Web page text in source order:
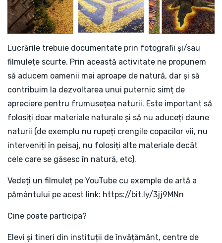
Lucrările trebuie documentate prin fotografii și/sau
filmulețe scurte. Prin această activitate ne propunem
să aducem oamenii mai aproape de natură, dar și să
contribuim la dezvoltarea unui puternic simț de
apreciere pentru frumusețea naturii. Este important să
folosiți doar materiale naturale și să nu aduceți daune
naturii (de exemplu nu rupeți crengile copacilor vii, nu
interveniți în peisaj, nu folosiți alte materiale decât
cele care se găsesc în natură, etc).
Vedeți un filmuleț pe YouTube cu exemple de artă a
pământului pe acest link: https://bit.ly/3jj9MNn
Cine poate participa?
Elevi și tineri din instituții de învățământ, centre de